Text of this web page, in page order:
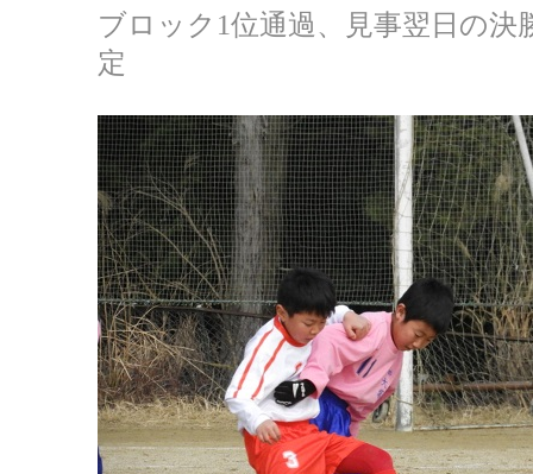
ブロック1位通過、見事翌日の決
定